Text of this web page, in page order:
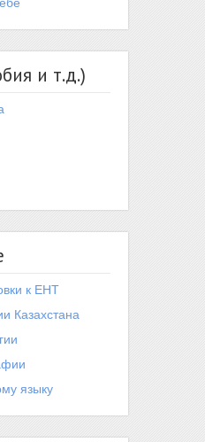
и т.д.)
к ЕНТ
Казахстана
языку